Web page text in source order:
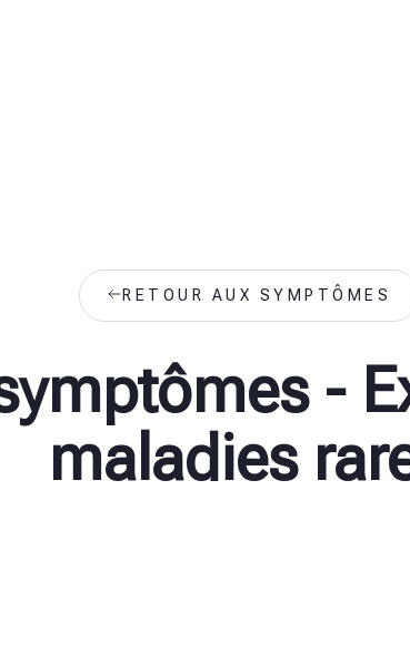
RETOUR AUX SYMPTÔMES
-
maladies